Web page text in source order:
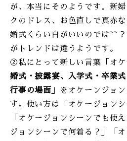
が、本当にそのようです。新
クのドレス、お色直しで真赤
婚式くらい白がいいのでは~~
がトレンドは違うようです。
②私にとって新しい言葉「オ
婚式・披露宴、入学式・卒業
行事の場面」
をオケーンジョ
す。使い方は「オケージョン
「オケージョンシーンでも使
ジョンシーンで何着る？」「